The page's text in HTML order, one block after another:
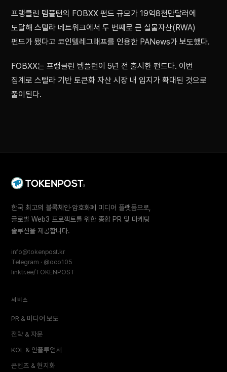
프랭클린 템플턴의 FOBXX 펀드 규모가 19억8천만달러에
도달해 스텔라 네트워크에서 두 번째로 큰 실물자산(RWA)
펀드가 됐다고 코인텔레그래프를 인용한 PANews가 보도했다.
FOBXX는 프랭클린 템플턴이 5년 전 출시한 펀드다. 이번
집계로 스텔라 기반 토큰화 자산 시장 내 입지가 확대된 것으로
풀이된다.
한국 최고의 블록체인·암호화폐 미디어 플랫폼으로,
글로벌 Web3 프로젝트를 위한 종합 PR 및 마케팅
솔루션을 제공합니다.
info@tokenpost.kr
Telegram · @oco105
linktr.ee/TOKENPOST
서비스
PR & 미디어 보도
전략 & 자문
KOL & 인플루언서
콘텐츠 & 현지화